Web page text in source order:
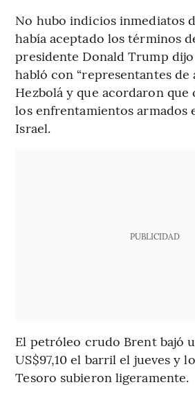
No hubo indicios inmediatos
había aceptado los términos
presidente Donald Trump dijo
habló con “representantes de
Hezbolá y que acordaron que
los enfrentamientos armados
Israel.
PUBLICIDAD
El petróleo crudo Brent bajó
US$97,10 el barril el jueves y
Tesoro subieron ligeramente.